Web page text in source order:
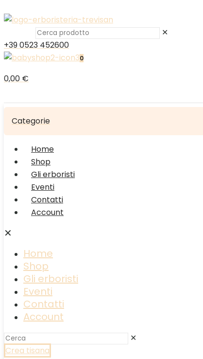
✕
+39 0523 452600
0
0,00 €
Categorie
Home
Shop
Gli erboristi
Eventi
Contatti
Account
✕
Home
Shop
Gli erboristi
Eventi
Contatti
Account
✕
Crea tisana